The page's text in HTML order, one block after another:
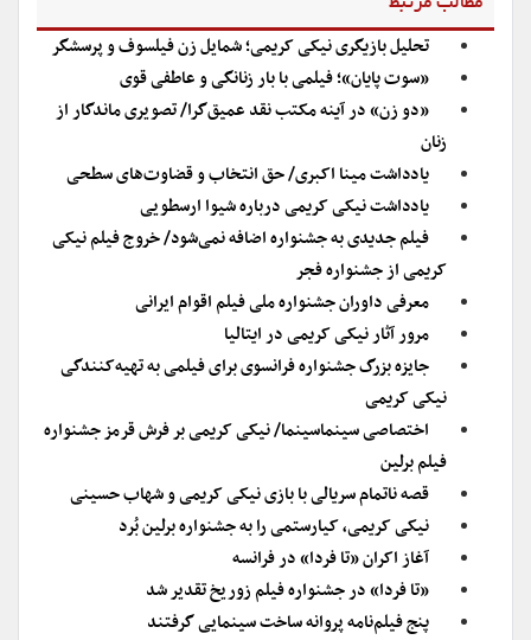
تحلیل بازیگری نیکی کریمی؛ شمایل زن فیلسوف و پرسشگر
«سوت پایان»؛ فیلمی با بار زنانگی و عاطفی قوی
«دو زن» در آینه مکتب نقد عمیق‌گرا/ تصویری ماندگار از
زنان
یادداشت مینا اکبری/ حق انتخاب و قضاوت‌های سطحی
یادداشت نیکی کریمی درباره شیوا ارسطویی
فیلم جدیدی به جشنواره اضافه نمی‌شود/ خروج فیلم نیکی
کریمی از جشنواره فجر
معرفی داوران جشنواره ملی فیلم اقوام ایرانی
مرور آثار نیکی کریمی در ایتالیا
جایزه بزرگ جشنواره فرانسوی برای فیلمی به تهیه‌کنندگی
نیکی کریمی
اختصاصی سینماسینما/ نیکی کریمی بر فرش قرمز جشنواره
فیلم برلین
قصه ناتمام سریالی با بازی نیکی کریمی و شهاب حسینی
نیکی کریمی، کیارستمی را به جشنواره برلین بُرد
آغاز اکران «تا فردا» در فرانسه
«تا فردا» در جشنواره فیلم زوریخ تقدیر شد
پنج فیلم‌نامه پروانه ساخت سینمایی گرفتند